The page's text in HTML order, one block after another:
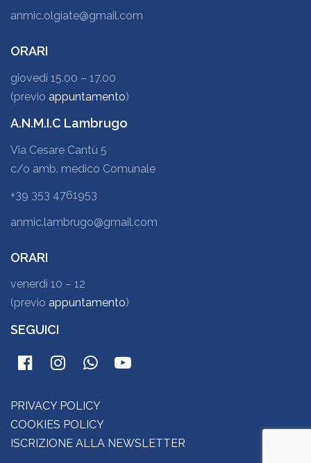
anmic.olgiate@gmail.com
ORARI
giovedí 15.00 – 17.00
(previo appuntamento)
A.N.M.I.C Lambrugo
Via Cesare Cantù 5
c/o amb. medico Comunale
+39 353 4761953
anmic.lambrugo@gmail.com
ORARI
venerdì 10 – 12
(previo appuntamento)
SEGUICI
PRIVACY POLICY
COOKIES POLICY
ISCRIZIONE ALLA NEWSLETTER